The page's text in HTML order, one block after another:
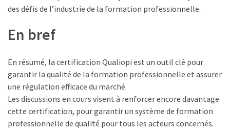
(28)
des défis de l’industrie de la formation professionnelle.
En bref
En résumé, la certification Qualiopi est un outil clé pour
garantir la qualité de la formation professionnelle et assurer
une régulation efficace du marché.
Les discussions en cours visent à renforcer encore davantage
cette certification, pour garantir un système de formation
professionnelle de qualité pour tous les acteurs concernés.